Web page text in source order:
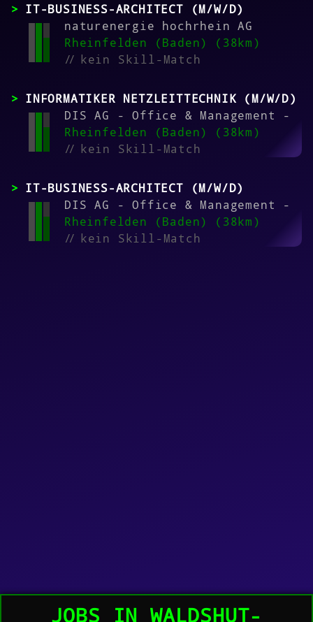
IT-BUSINESS-ARCHITECT (M/W/D)
naturenergie hochrhein AG
Rheinfelden (Baden) (38km)
//kein Skill-Match
INFORMATIKER NETZLEITTECHNIK (M/W/D)
DIS AG - Office & Management -
Rheinfelden (Baden) (38km)
//kein Skill-Match
IT-BUSINESS-ARCHITECT (M/W/D)
DIS AG - Office & Management -
Rheinfelden (Baden) (38km)
//kein Skill-Match
JOBS IN WALDSHUT-